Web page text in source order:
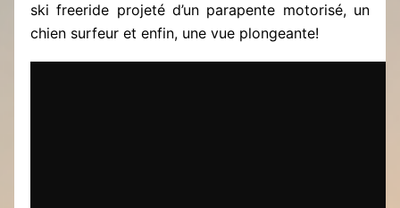
ski freeride projeté d’un parapente motorisé, un
chien surfeur et enfin, une vue plongeante!